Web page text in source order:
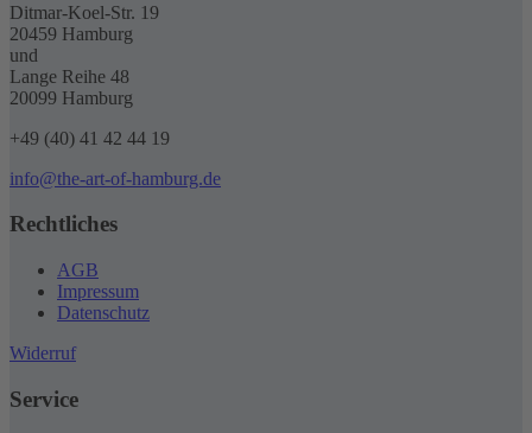
Ditmar-Koel-Str. 19
20459 Hamburg
und
Lange Reihe 48
20099 Hamburg
+49 (40) 41 42 44 19
info@the-art-of-hamburg.de
Rechtliches
AGB
Impressum
Datenschutz
Widerruf
Service